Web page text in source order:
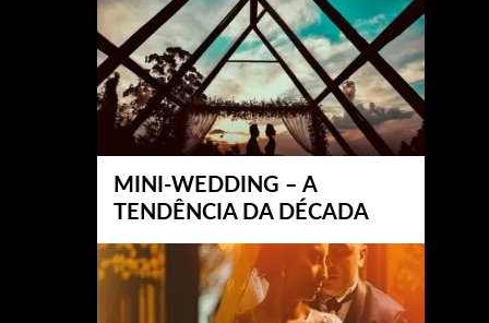
MINI-WEDDING – A
TENDÊNCIA DA DÉCADA